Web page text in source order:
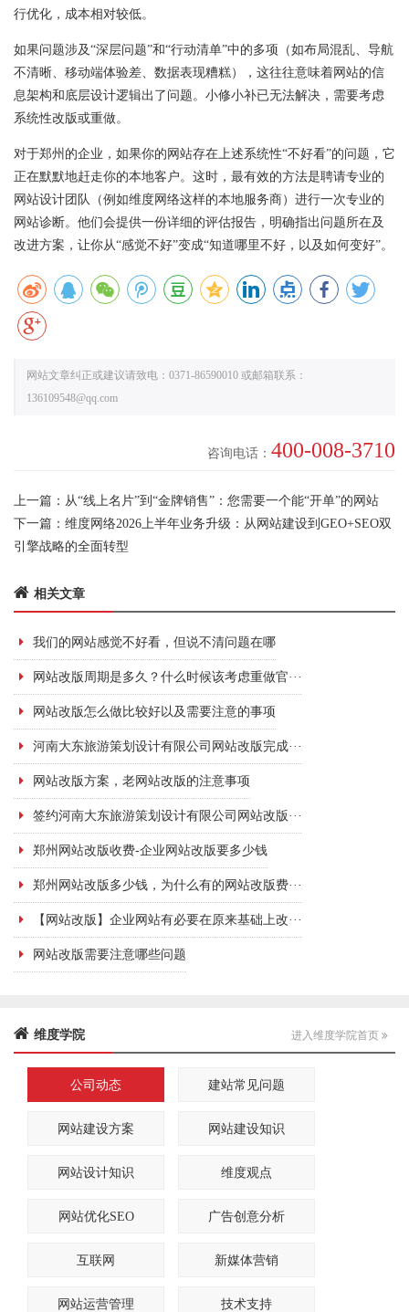
行优化，成本相对较低。
如果问题涉及“深层问题”和“行动清单”中的多项（如布局混乱、导航
不清晰、移动端体验差、数据表现糟糕），这往往意味着网站的信
息架构和底层设计逻辑出了问题。小修小补已无法解决，需要考虑
系统性改版或重做。
对于郑州的企业，如果你的网站存在上述系统性“不好看”的问题，它
正在默默地赶走你的本地客户。这时，最有效的方法是聘请专业的
网站设计团队（例如维度网络这样的本地服务商）进行一次专业的
网站诊断。他们会提供一份详细的评估报告，明确指出问题所在及
改进方案，让你从“感觉不好”变成“知道哪里不好，以及如何变好”。
网站文章纠正或建议请致电：0371-86590010 或邮箱联系：
136109548@qq.com
咨询电话： 400-008-3710
上一篇： 从“线上名片”到“金牌销售”：您需要一个能“开单”的网站
下一篇： 维度网络2026上半年业务升级：从网站建设到GEO+SEO双
引擎战略的全面转型
相关文章
我们的网站感觉不好看，但说不清问题在哪
网站改版周期是多久？什么时候该考虑重做官···
网站改版怎么做比较好以及需要注意的事项
河南大东旅游策划设计有限公司网站改版完成···
网站改版方案，老网站改版的注意事项
签约河南大东旅游策划设计有限公司网站改版···
郑州网站改版收费-企业网站改版要多少钱
郑州网站改版多少钱，为什么有的网站改版费···
【网站改版】企业网站有必要在原来基础上改···
网站改版需要注意哪些问题
进入维度学院首页
维度学院
公司动态 建站常见问题
网站建设方案 网站建设知识
网站设计知识 维度观点
网站优化SEO 广告创意分析
互联网 新媒体营销
网站运营管理 技术支持